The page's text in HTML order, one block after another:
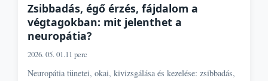
Zsibbadás, égő érzés, fájdalom a
végtagokban: mit jelenthet a
neuropátia?
2026. 05. 01.11 perc
Neuropátia tünetei, okai, kivizsgálása és kezelése: zsibbadás,